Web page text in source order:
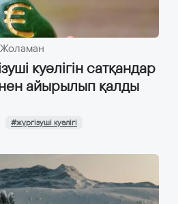
куәлігін сатқандар
айырылып қалды
#жүргізуші куәлігі